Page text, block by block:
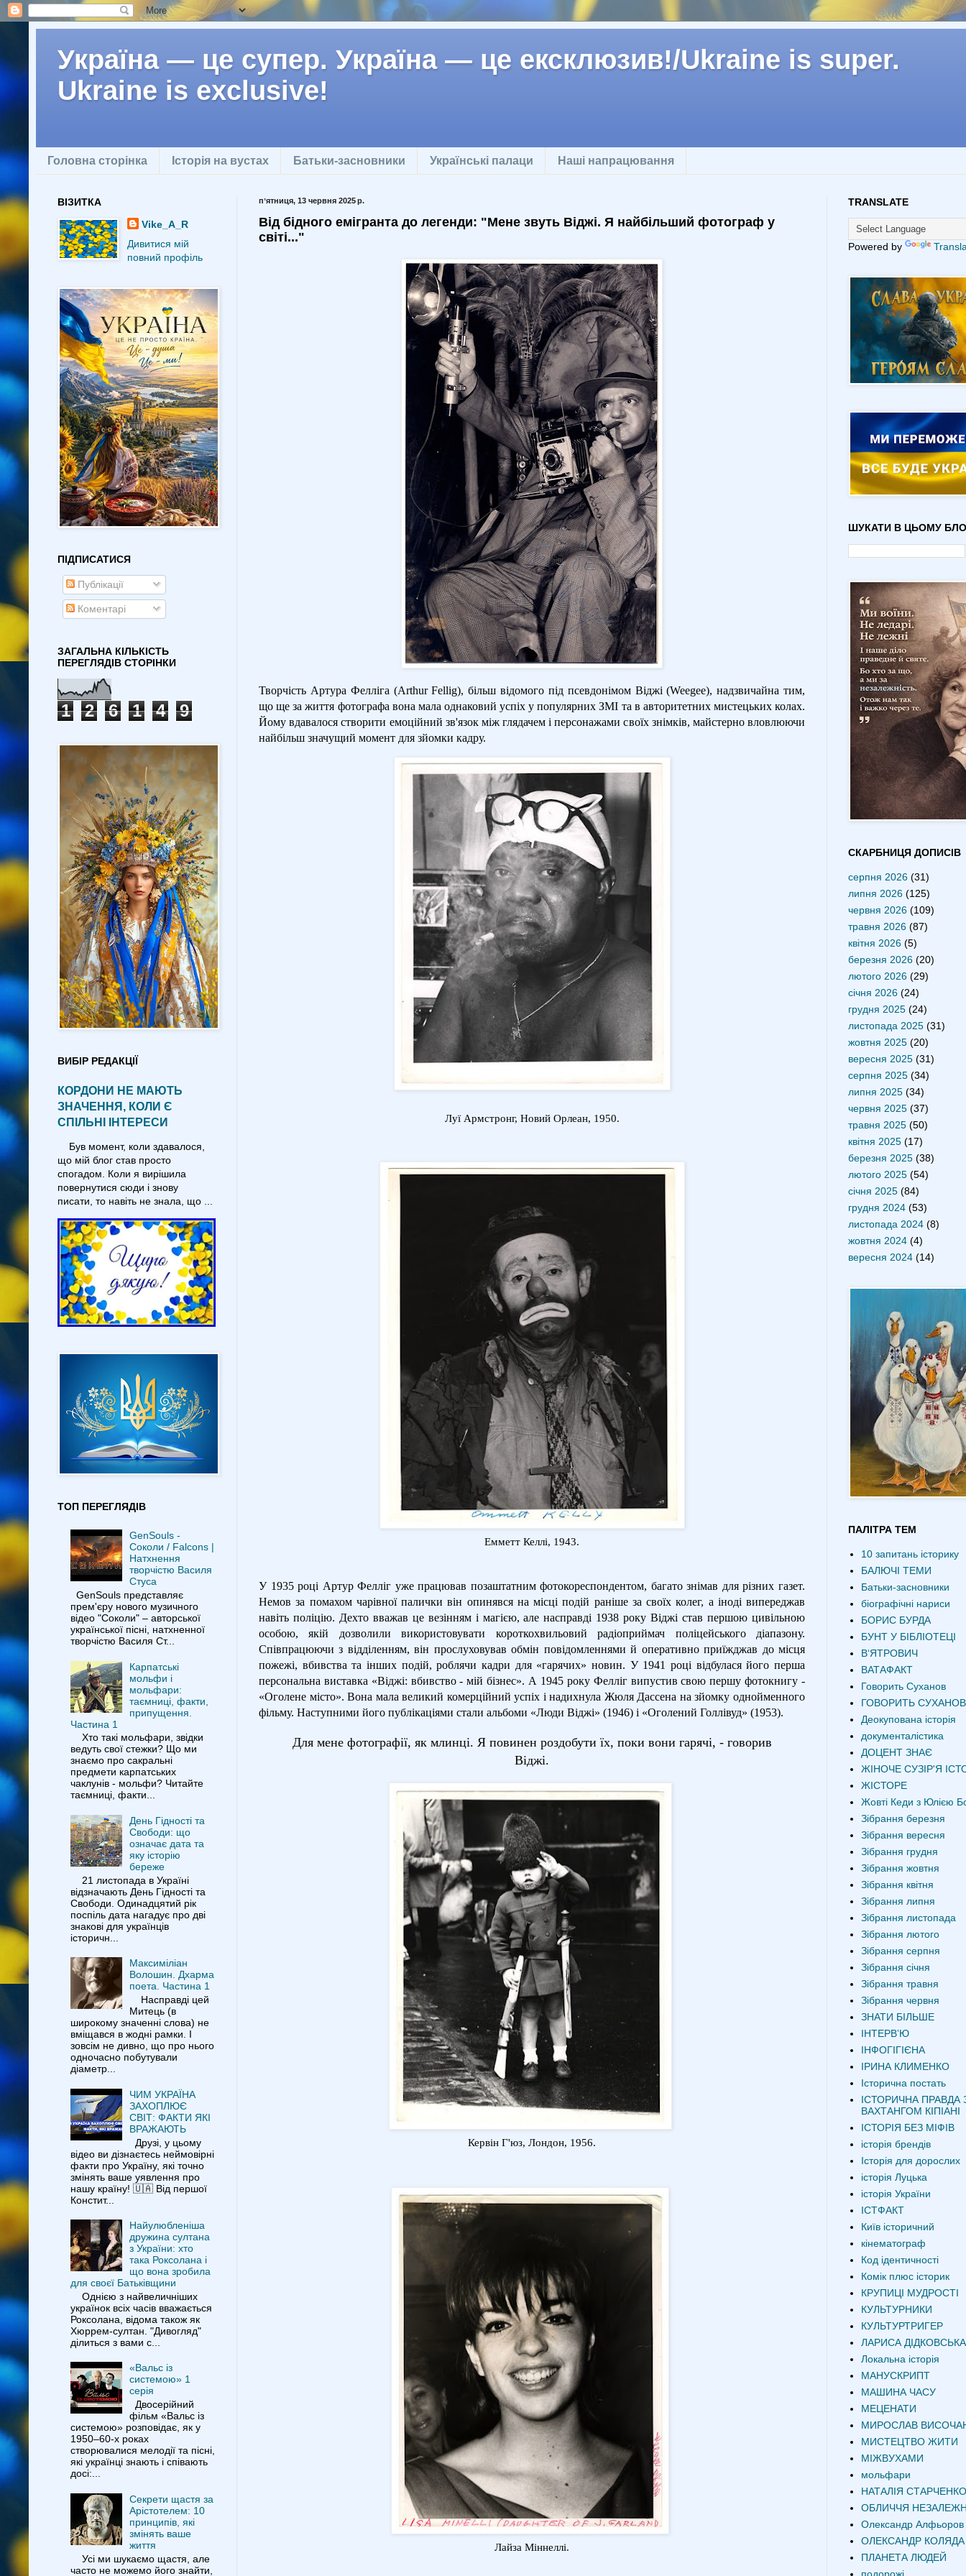
Україна — це супер. Україна — це ексклюзив!/Ukraine is super.
Ukraine is exclusive!
Головна сторінка Історія на вустах Батьки-засновники Українські палаци Наші напрацювання
пʼятниця, 13 червня 2025 р.
Від бідного емігранта до легенди: "Мене звуть Віджі. Я найбільший фотограф у
світі..."
Творчість Артура Фелліга (Arthur Fellig), більш відомого під псевдонімом Віджі (Weegee), надзвичайна тим,
що ще за життя фотографа вона мала однаковий успіх у популярних ЗМІ та в авторитетних мистецьких колах.
Йому вдавалося створити емоційний зв'язок між глядачем і персонажами своїх знімків, майстерно вловлюючи
найбільш значущий момент для зйомки кадру.
Луї Армстронг, Новий Орлеан, 1950.
Емметт Келлі, 1943.
У 1935 році Артур Фелліг уже працював позаштатним фотокореспондентом, багато знімав для різних газет.
Немов за помахом чарівної палички він опинявся на місці подій раніше за своїх колег, а іноді випереджав
навіть поліцію. Дехто вважав це везінням і магією, але насправді 1938 року Віджі став першою цивільною
особою, якій дозволили використовувати короткохвильовий радіоприймач поліцейського діапазону.
Співпрацюючи з відділенням, він прослуховував обмін повідомленнями й оперативно приїжджав до місця
пожежі, вбивства та інших подій, роблячи кадри для «гарячих» новин. У 1941 році відбулася його перша
персональна виставка «Віджі: вбивство - мій бізнес». А 1945 року Фелліг випустив свою першу фотокнигу -
«Оголене місто». Вона мала великий комерційний успіх і надихнула Жюля Дассена на зйомку однойменного
фільму. Наступними його публікаціями стали альбоми «Люди Віджі» (1946) і «Оголений Голлівуд» (1953).
Для мене фотографії, як млинці. Я повинен роздобути їх, поки вони гарячі, - говорив
Віджі.
Кервін Г'юз, Лондон, 1956.
Лайза Міннеллі.
ВІЗИТКА
Vike_A_R
Дивитися мій
повний профіль
ПІДПИСАТИСЯ
Публікації
Коментарі
ЗАГАЛЬНА КІЛЬКІСТЬ
ПЕРЕГЛЯДІВ СТОРІНКИ
1 2 6 1 4 9
ВИБІР РЕДАКЦІЇ
КОРДОНИ НЕ МАЮТЬ
ЗНАЧЕННЯ, КОЛИ Є
СПІЛЬНІ ІНТЕРЕСИ
Був момент, коли здавалося,
що мій блог став просто
спогадом. Коли я вирішила
повернутися сюди і знову
писати, то навіть не знала, що ...
ТОП ПЕРЕГЛЯДІВ
GenSouls -
Соколи / Falcons |
Натхнення
творчістю Василя
Стуса
GenSouls представляє
прем'єру нового музичного
відео "Соколи" – авторської
української пісні, натхненної
творчістю Василя Ст...
Карпатські
мольфи і
мольфари:
таємниці, факти,
припущення.
Частина 1
Хто такі мольфари, звідки
ведуть свої стежки? Що ми
знаємо про сакральні
предмети карпатських
чаклунів - мольфи? Читайте
таємниці, факти...
День Гідності та
Свободи: що
означає дата та
яку історію
береже
21 листопада в Україні
відзначають День Гідності та
Свободи. Одинадцятий рік
поспіль дата нагадує про дві
знакові для українців
історичн...
Максиміліан
Волошин. Дхарма
поета. Частина 1
Насправді цей
Митець (в
широкому значенні слова) не
вміщався в жодні рамки. І
зовсім не дивно, що про нього
одночасно побутували
діаметр...
ЧИМ УКРАЇНА
ЗАХОПЛЮЄ
СВІТ: ФАКТИ ЯКІ
ВРАЖАЮТЬ
Друзі, у цьому
відео ви дізнаєтесь неймовірні
факти про Україну, які точно
змінять ваше уявлення про
нашу країну! 🇺🇦 Від першої
Констит...
Найулюбленіша
дружина султана
з України: хто
така Роксолана і
що вона зробила
для своєї Батьківщини
Однією з найвеличніших
українок всіх часів вважається
Роксолана, відома також як
Хюррем-султан. "Дивогляд"
ділиться з вами с...
«Вальс із
системою» 1
серія
Двосерійний
фільм «Вальс із
системою» розповідає, як у
1950–60-х роках
створювалися мелодії та пісні,
які українці знають і співають
досі:...
Секрети щастя за
Арістотелем: 10
принципів, які
змінять ваше
життя
Усі ми шукаємо щастя, але
часто не можемо його знайти,
TRANSLATE
Powered by
ШУКАТИ В ЦЬОМУ
СКАРБНИЦЯ ДОПИСІВ
серпня 2026 (31)
липня 2026 (125)
червня 2026 (109)
травня 2026 (87)
квітня 2026 (5)
березня 2026 (20)
лютого 2026 (29)
січня 2026 (24)
грудня 2025 (24)
листопада 2025 (31)
жовтня 2025 (20)
вересня 2025 (31)
серпня 2025 (34)
липня 2025 (34)
червня 2025 (37)
травня 2025 (50)
квітня 2025 (17)
березня 2025 (38)
лютого 2025 (54)
січня 2025 (84)
грудня 2024 (53)
листопада 2024 (8)
жовтня 2024 (4)
вересня 2024 (14)
ПАЛІТРА ТЕМ
10 запитань історику
БАЛЮЧІ ТЕМИ
Батьки-засновники
біографічні нариси
БОРИС БУРДА
БУНТ У БІБЛІОТЕЦІ
В‘ЯТРОВИЧ
ВАТАФАКТ
Говорить Суханов
ГОВОРИТЬ СУХАНОВ
Деокупована історія
документалістика
ДОЦЕНТ ЗНАЄ
ЖІНОЧЕ СУЗІР'Я
ЖІСТОРЕ
Жовті Кеди з Юлією
Зібрання березня
Зібрання вересня
Зібрання грудня
Зібрання жовтня
Зібрання квітня
Зібрання липня
Зібрання листопада
Зібрання лютого
Зібрання серпня
Зібрання січня
Зібрання травня
Зібрання червня
ЗНАТИ БІЛЬШЕ
ІНТЕРВʼЮ
ІНФОГІГІЄНА
ІРИНА КЛИМЕНКО
Історична постать
ІСТОРИЧНА ПРАВДА
ВАХТАНГОМ КІПІАНІ
ІСТОРІЯ БЕЗ МІФІВ
історія брендів
Історія для дорослих
історія Луцька
історія України
ІСТФАКТ
Київ історичний
кінематограф
Код ідентичності
Комік плюс історик
КРУПИЦІ МУДРОСТІ
КУЛЬТУРНИКИ
КУЛЬТУРТРИГЕР
ЛАРИСА ДІДКОВСЬКА
Локальна історія
МАНУСКРИПТ
МАШИНА ЧАСУ
МЕЦЕНАТИ
МИРОСЛАВ
МИСТЕЦТВО ЖИТИ
МІЖВУХАМИ
мольфари
НАТАЛІЯ СТАРЧЕНКО
ОБЛИЧЧЯ
Олександр Алфьоров
ОЛЕКСАНДР КОЛЯДА
ПЛАНЕТА ЛЮДЕЙ
подорожі